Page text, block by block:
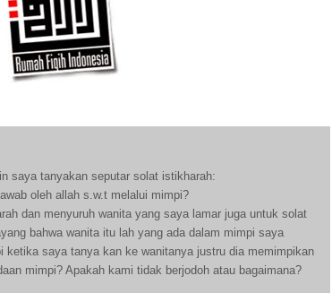
saya tanyakan seputar solat istikharah:
oleh allah s.w.t melalui mimpi?
dan menyuruh wanita yang saya lamar juga untuk solat
bahwa wanita itu lah yang ada dalam mimpi saya
ketika saya tanya kan ke wanitanya justru dia memimpikan
mimpi? Apakah kami tidak berjodoh atau bagaimana?